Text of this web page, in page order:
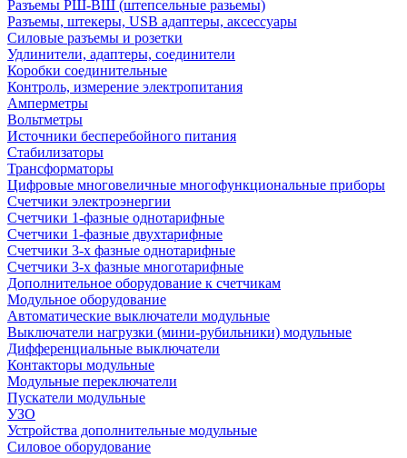
Разъемы РШ-ВШ (штепсельные разьемы)
Разъемы, штекеры, USB адаптеры, аксессуары
Силовые разъемы и розетки
Удлинители, адаптеры, соединители
Коробки соединительные
Контроль, измерение электропитания
Амперметры
Вольтметры
Источники бесперебойного питания
Стабилизаторы
Трансформаторы
Цифровые многовеличные многофункциональные приборы
Счетчики электроэнергии
Счетчики 1-фазные однотарифные
Счетчики 1-фазные двухтарифные
Счетчики 3-х фазные однотарифные
Счетчики 3-х фазные многотарифные
Дополнительное оборудование к счетчикам
Модульное оборудование
Автоматические выключатели модульные
Выключатели нагрузки (мини-рубильники) модульные
Дифференциальные выключатели
Контакторы модульные
Модульные переключатели
Пускатели модульные
УЗО
Устройства дополнительные модульные
Силовое оборудование